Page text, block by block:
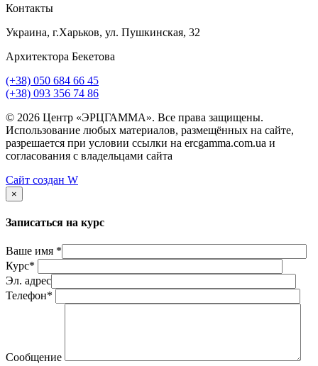
Контакты
Украина, г.Харьков, ул. Пушкинская, 32
Архитектора Бекетова
(+38) 050 684 66 45
(+38) 093 356 74 86
© 2026 Центр «ЭРЦГАММА». Все права защищены.
Использование любых материалов, размещённых на сайте,
разрешается при условии ссылки на ercgamma.com.ua и
согласования с владельцами сайта
Сайт создан W
×
Записаться на курс
Ваше имя *
Курс*
Эл. адрес
Телефон*
Сообщение